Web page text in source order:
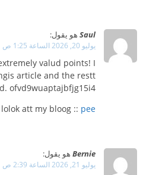
Saul هو يقول:
يوليو 20, 2026 الساعة 1:25 ص
valud points! I
article and the restt
ofvd9wuaptajbfjg15i4
lolok att my bloog :: pee
Bernie هو يقول:
يوليو 21, 2026 الساعة 2:39 ص